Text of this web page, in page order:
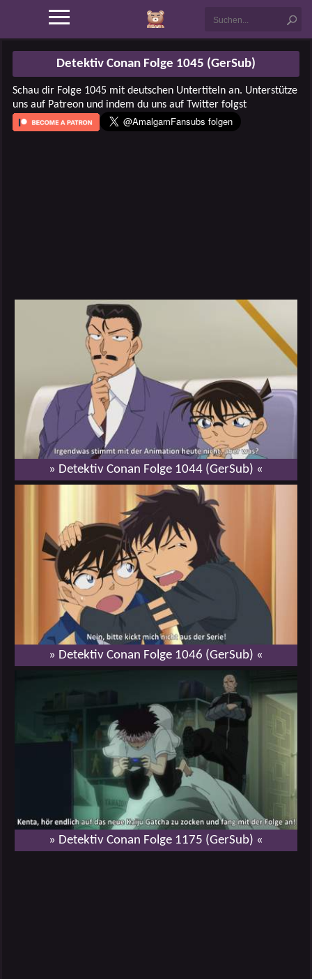
Detektiv Conan Folge 1045 (GerSub)
Schau dir Folge 1045 mit deutschen Untertiteln an. Unterstütze
uns auf Patreon und indem du uns auf Twitter folgst
» Detektiv Conan Folge 1044 (GerSub) «
» Detektiv Conan Folge 1046 (GerSub) «
» Detektiv Conan Folge 1175 (GerSub) «